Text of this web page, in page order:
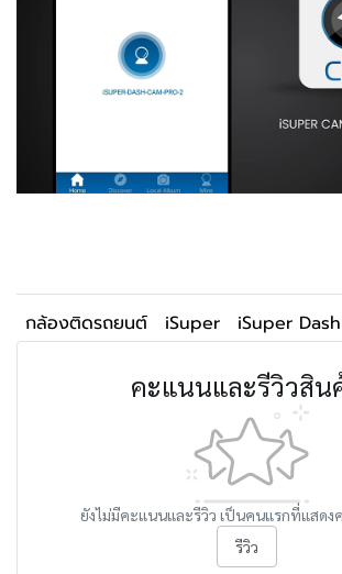
กล้องติดรถยนต์ iSuper iSuper
คะแนนและรีวิวสิน
ยังไม่มีคะแนนและรีวิว เป็นคนแรกที่แสดง
รีวิว